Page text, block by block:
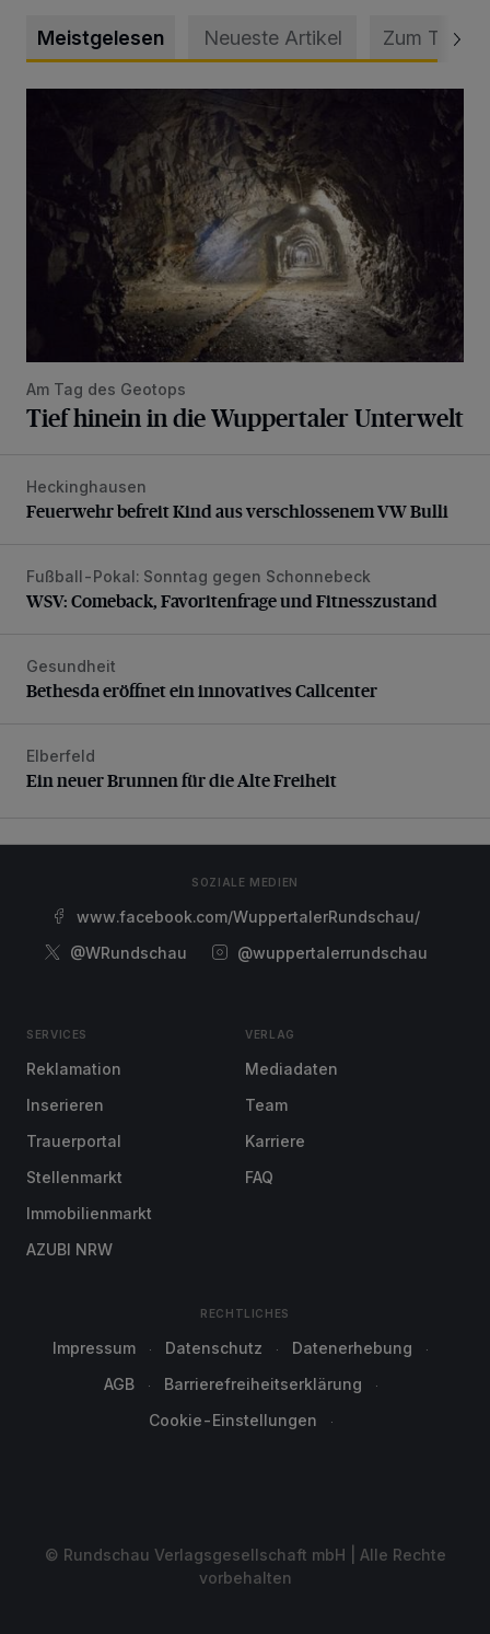
Meistgelesen Neueste Artikel Zum Thema
Am Tag des Geotops
Tief hinein in die Wuppertaler Unterwelt
Feuerwehr befreit Kind aus verschlossenem VW Bulli
Heckinghausen
Feuerwehr befreit Kind aus verschlossenem VW Bulli
WSV: Comeback, Favoritenfrage und Fitnesszustand
Fußball-Pokal: Sonntag gegen Schonnebeck
WSV: Comeback, Favoritenfrage und Fitnesszustand
Bethesda eröffnet ein innovatives Callcenter
Gesundheit
Bethesda eröffnet ein innovatives Callcenter
Ein neuer Brunnen für die Alte Freiheit
Elberfeld
Ein neuer Brunnen für die Alte Freiheit
SOZIALE MEDIEN
www.facebook.com/WuppertalerRundschau/
@WRundschau
@wuppertalerrundschau
SERVICES
Reklamation
Inserieren
Trauerportal
Stellenmarkt
Immobilienmarkt
AZUBI NRW
VERLAG
Mediadaten
Team
Karriere
FAQ
RECHTLICHES
Impressum Datenschutz
Datenerhebung
AGB
Barrierefreiheitserklärung
Cookie-Einstellungen
© Rundschau Verlagsgesellschaft mbH | Alle Rechte
vorbehalten